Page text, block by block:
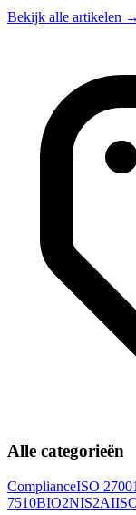
Bekijk alle artikelen →
Alle categorieën
ComplianceISO 27001
7510BIO2NIS2AI